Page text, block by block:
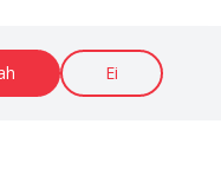
Ei